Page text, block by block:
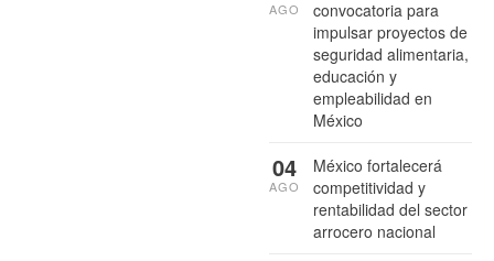
convocatoria para
impulsar proyectos de
seguridad alimentaria,
educación y
empleabilidad en
México
AGO
México fortalecerá
competitividad y
rentabilidad del sector
arrocero nacional
04
AGO